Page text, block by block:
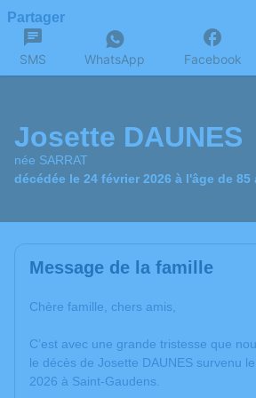
Partager
SMS WhatsApp Facebook
Josette DAUNES
née SARRAT
décédée le 24 février 2026 à l'âge de 85
Message de la famille
Chère famille, chers amis,
C’est avec une grande tristesse que
le décès de Josette DAUNES survenu
2026 à Saint-Gaudens.